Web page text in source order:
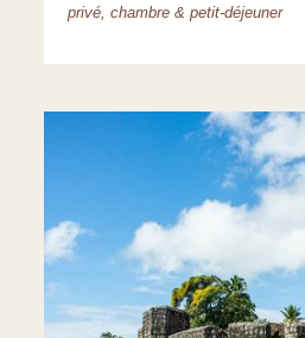
privé, chambre & petit-déjeuner